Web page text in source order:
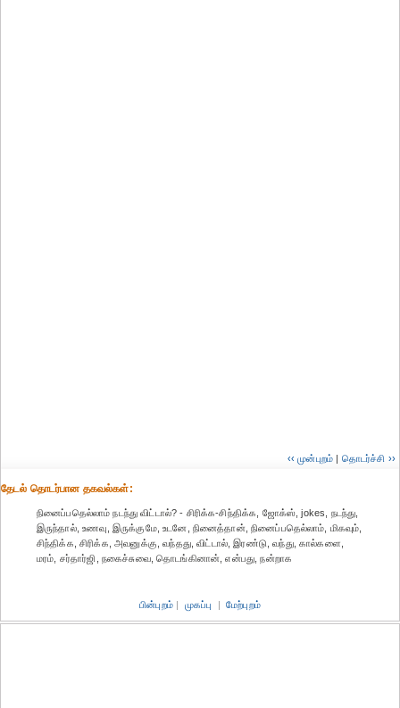
‹‹ முன்புறம் | தொடர்ச்சி ››
தேட‌ல் தொட‌ர்பான தகவ‌ல்க‌ள்:
நினைப்பதெல்லாம் நடந்து விட்டால்? - சிரிக்க-சிந்திக்க, ஜோக்ஸ், jokes, நடந்து,
இருந்தால், உணவு, இருக்குமே, உடனே, நினைத்தான், நினைப்பதெல்லாம், மிகவும்,
சிந்திக்க, சிரிக்க, அவனுக்கு, வந்தது, விட்டால், இரண்டு, வந்து, கால்களை,
மரம், சர்தார்ஜி, நகைச்சுவை, தொடங்கினான், என்பது, நன்றாக
பின்புறம் | முகப்பு | மேற்புறம்